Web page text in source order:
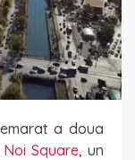
a doua
Noi Square, un